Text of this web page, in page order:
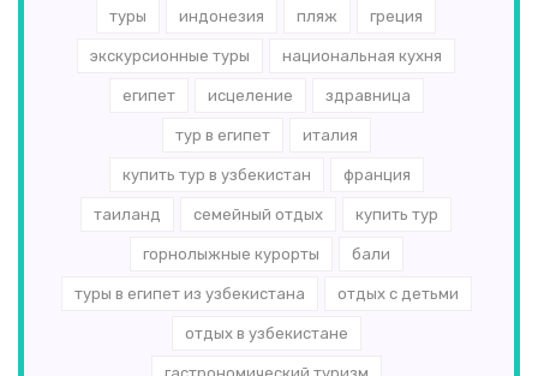
туры индонезия пляж греция
экскурсионные туры национальная кухня
египет исцеление здравница
тур в египет италия
купить тур в узбекистан франция
таиланд семейный отдых купить тур
горнолыжные курорты бали
туры в египет из узбекистана отдых с детьми
отдых в узбекистане